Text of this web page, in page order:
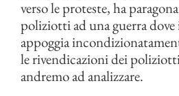
verso le proteste, ha
poliziotti ad una guerra dove
appoggia
le rivendicazioni dei
andremo ad analizzare.